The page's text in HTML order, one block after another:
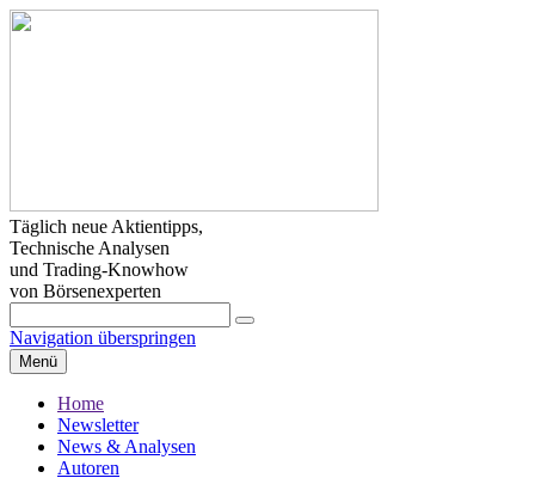
Täglich neue Aktientipps,
Technische Analysen
und Trading-Knowhow
von Börsenexperten
Navigation überspringen
Menü
Home
Newsletter
News & Analysen
Autoren